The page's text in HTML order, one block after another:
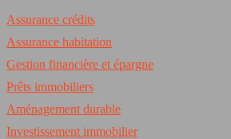
Assurance crédits
Assurance habitation
Gestion financière et épargne
Prêts immobiliers
Aménagement durable
Investissement immobilier